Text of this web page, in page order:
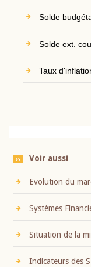
Solde
Solde ext.
Taux
Voir aussi
Evolution du
Systèmes
Situation de la
Indicateurs des